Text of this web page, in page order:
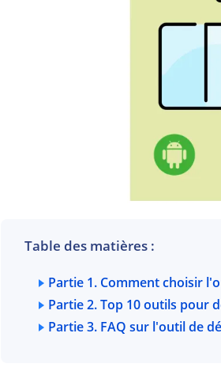
Table des matières :
Partie 1. Comment choisir
Partie 2. Top 10 outils pour
Partie 3. FAQ sur l'outil de